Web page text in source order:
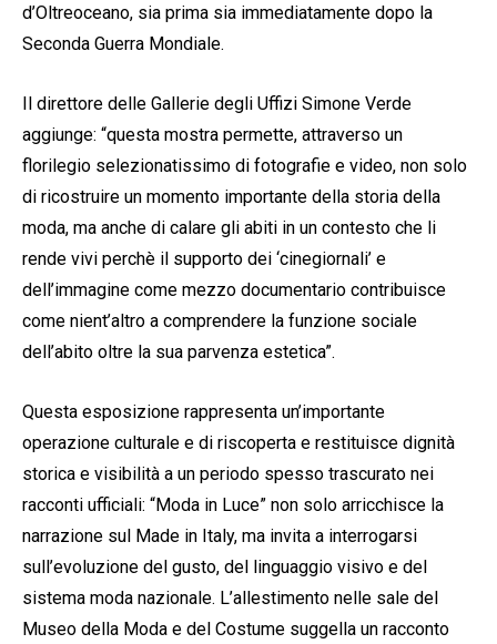
d’Oltreoceano, sia prima sia immediatamente dopo la
Seconda Guerra Mondiale.
Il direttore delle Gallerie degli Uffizi Simone Verde
aggiunge: “questa mostra permette, attraverso un
florilegio selezionatissimo di fotografie e video, non solo
di ricostruire un momento importante della storia della
moda, ma anche di calare gli abiti in un contesto che li
rende vivi perchè il supporto dei ‘cinegiornali’ e
dell’immagine come mezzo documentario contribuisce
come nient’altro a comprendere la funzione sociale
dell’abito oltre la sua parvenza estetica”.
Questa esposizione rappresenta un’importante
operazione culturale e di riscoperta e restituisce dignità
storica e visibilità a un periodo spesso trascurato nei
racconti ufficiali: “Moda in Luce” non solo arricchisce la
narrazione sul Made in Italy, ma invita a interrogarsi
sull’evoluzione del gusto, del linguaggio visivo e del
sistema moda nazionale. L’allestimento nelle sale del
Museo della Moda e del Costume suggella un racconto